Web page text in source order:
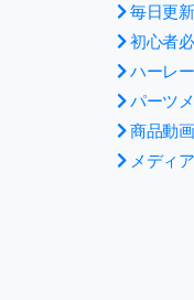
毎日更
初心者
ハーレ
パーツ
商品動
メディ